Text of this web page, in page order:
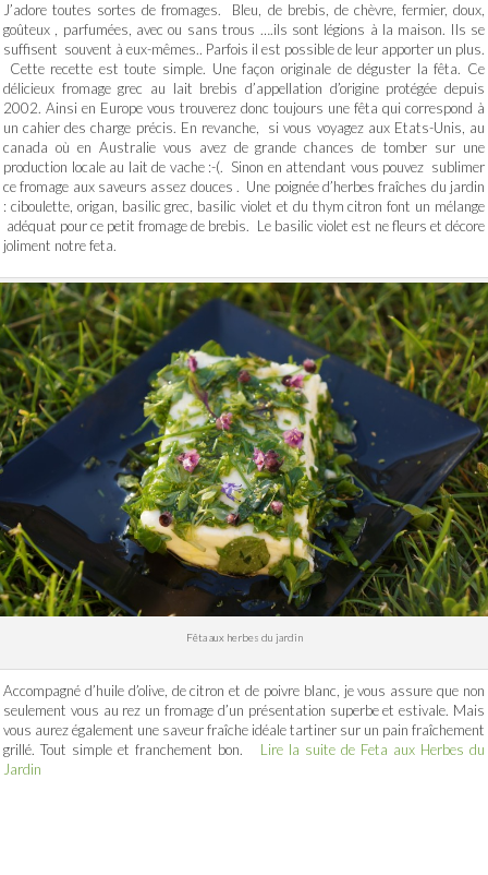
J’adore toutes sortes de fromages. Bleu, de brebis, de chèvre, fermier, doux,
goûteux , parfumées, avec ou sans trous ….ils sont légions à la maison. Ils se
suffisent souvent à eux-mêmes.. Parfois il est possible de leur apporter un plus.
Cette recette est toute simple. Une façon originale de déguster la fêta. Ce
délicieux fromage grec au lait brebis d’appellation d’origine protégée depuis
2002. Ainsi en Europe vous trouverez donc toujours une fêta qui correspond à
un cahier des charge précis. En revanche, si vous voyagez aux Etats-Unis, au
canada où en Australie vous avez de grande chances de tomber sur une
production locale au lait de vache :-(. Sinon en attendant vous pouvez sublimer
ce fromage aux saveurs assez douces . Une poignée d’herbes fraîches du jardin
: ciboulette, origan, basilic grec, basilic violet et du thym citron font un mélange
adéquat pour ce petit fromage de brebis. Le basilic violet est ne fleurs et décore
joliment notre feta.
Fêta aux herbes du jardin
Accompagné d’huile d’olive, de citron et de poivre blanc, je vous assure que non
seulement vous au rez un fromage d’un présentation superbe et estivale. Mais
vous aurez également une saveur fraîche idéale tartiner sur un pain fraîchement
grillé. Tout simple et franchement bon. Lire la suite de Feta aux Herbes du
Jardin